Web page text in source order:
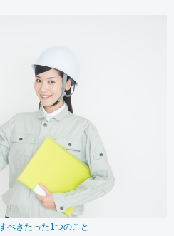
べきたった1つのこと